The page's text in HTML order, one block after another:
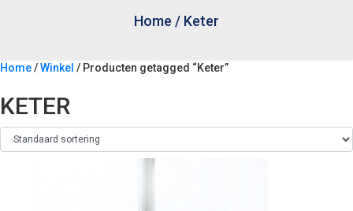
Home / Keter
Home/Winkel / Producten getagged “Keter”
KETER